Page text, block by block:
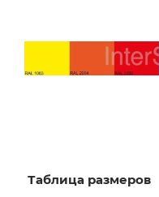
Таблица размеров